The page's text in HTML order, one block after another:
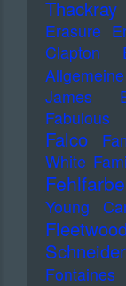
Thackray
Erasure
Clapton
James
Falco
White
Young
Schneider